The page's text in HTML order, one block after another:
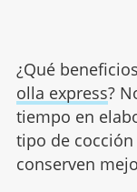
¿Qué
olla express?
tiempo en
tipo de
conserven